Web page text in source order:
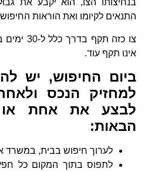
בנחיצותו הצו, הוא יקבע את
התנאים לקיומו ואת הוראות
צו כזה
אינו תקף עוד.
ביום החיפוש, יש
למחזיק הנכס
לבצע את אחת או
הבאות:
לערוך חיפוש בבית, במשרד
לתפוס בתוך המקום כל